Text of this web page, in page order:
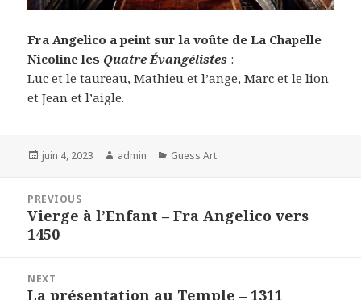
Fra Angelico a peint sur la voûte de La Chapelle
Nicoline les Quatre Évangélistes :
Luc et le taureau, Mathieu et l’ange, Marc et le lion
et Jean et l’aigle.
Posted
juin 4, 2023 Author
admin Categories
Guess Art
l’article
PREVIOUS
Previous
post:
Vierge à l’Enfant – Fra Angelico vers
1450
NEXT
Next
La présentation au Temple – 1311